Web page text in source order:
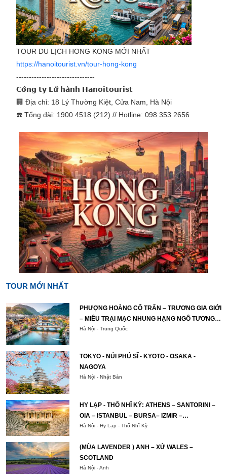
TOUR DU LỊCH HONG KONG MỚI NHẤT
https://hanoitourist.vn/tour-hong-kong
-------------------------------
𝗖𝗼̂𝗻𝗴 𝘁𝘆 𝗟𝘂̛̃ 𝗵𝗮̀𝗻𝗵 𝗛𝗮𝗻𝗼𝗶𝘁𝗼𝘂𝗿𝗶𝘀𝘁
🏢 Địa chỉ: 18 Lý Thường Kiệt, Cửa Nam, Hà Nội
☎️ Tổng đài: 1900 4518 (212) // Hotline: 098 353 2656
TOUR MỚI NHẤT
PHƯỢNG HOÀNG CỔ TRẤN – TRƯƠNG GIA GIỚI
– MIÊU TRẠI MẠC NHUNG HẠNG NGÔ TƯƠNG
TÂY
Hà Nội - Trung Quốc
TOKYO - NÚI PHÚ SĨ - KYOTO - OSAKA -
NAGOYA
Hà Nội - Nhật Bản
HY LẠP - THỔ NHĨ KỲ: ATHENS – SANTORINI –
OIA – ISTANBUL – BURSA– IZMIR –
PAMUKKALE – CAPPADOCIA – ISTANBUL
Hà Nội - Hy Lạp - Thổ Nhĩ Kỳ
(MÙA LAVENDER ) ANH – XỨ WALES –
SCOTLAND
Hà Nội - Anh